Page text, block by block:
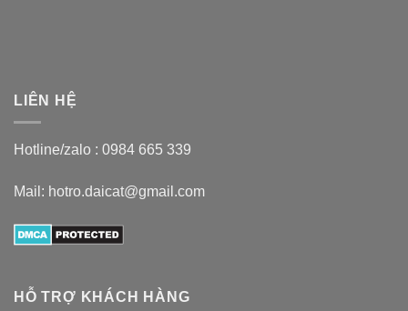
LIÊN HỆ
Hotline/zalo : 0984 665 339
Mail: hotro.daicat@gmail.com
HỖ TRỢ KHÁCH HÀNG